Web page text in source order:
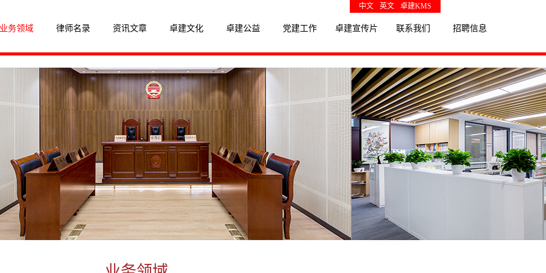
中文 英文 卓建KMS
务领域 律师名录 资讯文章 卓建文化 卓建公益 党建工作 卓建宣传片 联系我们 招聘信息